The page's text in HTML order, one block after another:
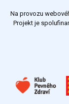
Výsledky
Na provozu
Projekt je